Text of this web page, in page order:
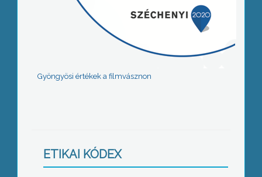
Gyöngyösi értékek a filmvásznon
ETIKAI KÓDEX